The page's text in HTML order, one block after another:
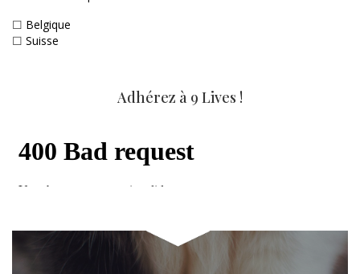
☐ Belgique
☐ Suisse
Adhérez à 9 Lives !